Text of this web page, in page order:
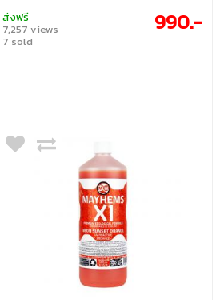
ส่งฟรี
7,257 views
7 sold
990.-